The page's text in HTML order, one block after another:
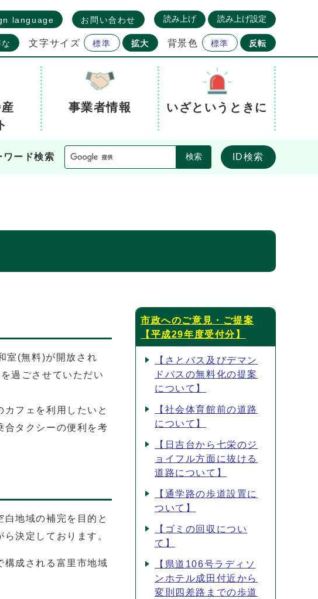
language お問い合わせ 読み上げ 読み上げ設定
文字サイズ 標準 拡大 背景色 標準 反転
事業者情報 いざというときに
ワード検索 検索 ID検索
室(無料)が開放され
過ごさせていただい
フェを利用したいと
合タクシーの便利を考
地域の補完を目的と
決定しております。
構成される富里市地域
市政へのご意見・ご提案
【平成29年度受付分】
【さとバス及びデマン
ドバスの無料化の提案
について】
【社会体育館前の道路
について】
【日吉台から七栄のジ
ョイフル方面に抜ける
道路について】
【通学路の歩道設置に
ついて】
【ゴミの回収につい
て】
【県道106号ラディソ
ンホテル成田付近から
変則四差路までの歩道